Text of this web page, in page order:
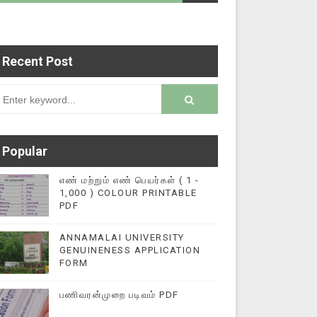
மின்னல் கல்விச் செய்தி
Recent Post
Popular
எண் மற்றும் எண் பெயர்கள் ( 1 -
1,000 ) COLOUR PRINTABLE
PDF
ANNAMALAI UNIVERSITY
GENUINENESS APPLICATION
FORM
பணிவரன்முறை படிவம் PDF